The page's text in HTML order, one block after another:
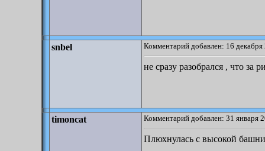
snbel Комментарий добавлен: 16
не сразу разобрался , что за
timoncat Комментарий добавлен: 31 января
Плюхнулась с высокой